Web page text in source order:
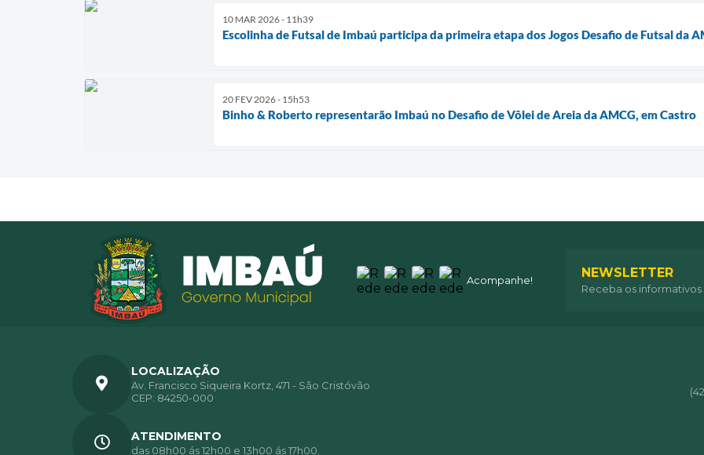
10 MAR 2026 - 11h39
Escolinha de Futsal de Imbaú participa da primeira etapa dos Jogos Desafio de Futsal da
20 FEV 2026 - 15h53
Binho & Roberto representarão Imbaú no Desafio de Vôlei de Areia da AMCG, em Castro
Acompanhe! NEWSLETTER
Receba os
LOCALIZAÇÃO
Av. Francisco Siqueira Kortz, 471 - São Cristóvão
CEP: 84250-000
ATENDIMENTO
das 08h00 ás 12h00 e 13h00 ás 17h00.